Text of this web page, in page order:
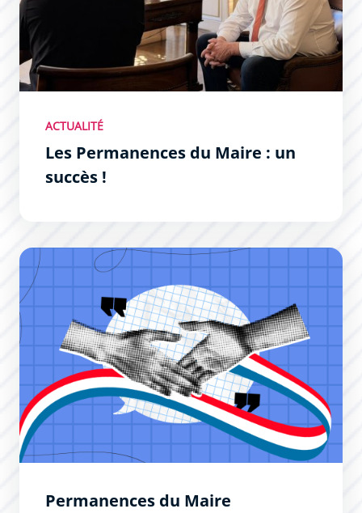
ACTUALITÉ
Les Permanences du Maire : un
succès !
Permanences du Maire
Permanences du Maire